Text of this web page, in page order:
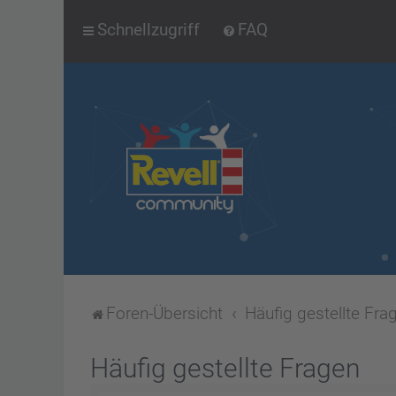
Schnellzugriff FAQ
Foren-Übersicht Häufig gestellte
Häufig gestellte Fragen